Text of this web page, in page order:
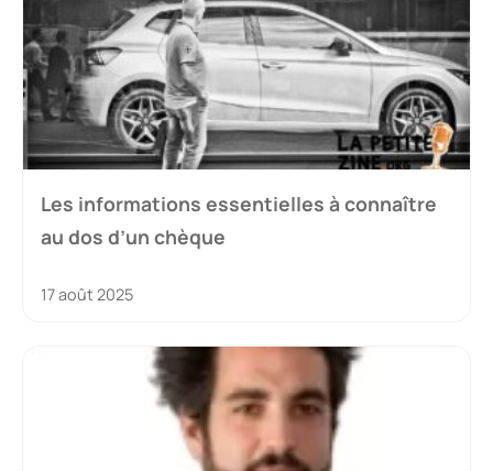
Les informations essentielles à connaître
au dos d’un chèque
17 août 2025